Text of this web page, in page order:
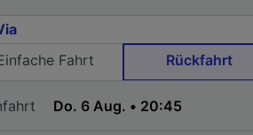
Fahrt
Rückfahrt